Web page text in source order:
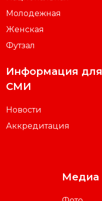
Молодежная
Женская
Футзал
Информация для
СМИ
Новости
Аккредитация
Медиа